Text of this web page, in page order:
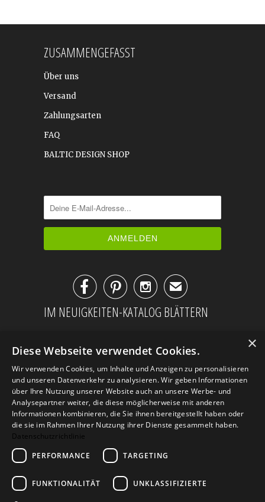
ZUSAMMENGEFASST
Über uns
Versand
Zahlungsarten
FAQ
BALTIC DESIGN SHOP
✉
IM NEUIGKEITEN-KATALOG BLÄTTERN
AGB Datenschutz
Impressum
Kontakt
×
Diese Webseite verwendet Cookies.
Wir verwenden Cookies, um Inhalte und Anzeigen zu personalisieren
und unseren Datenverkehr zu analysieren. Wir geben Informationen
über Ihre Nutzung unserer Website auch an unsere Werbe- und
Analysepartner weiter, die diese möglicherweise mit anderen
Informationen kombinieren, die Sie ihnen bereitgestellt haben oder
die sie im Rahmen Ihrer Nutzung ihrer Dienste gesammelt haben.
Datenschutzrichtlinie
PERFORMANCE
TARGETING
FUNKTIONALITÄT UNKLASSIFIZIERTE